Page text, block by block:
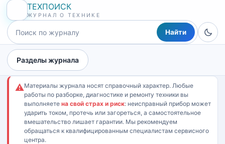
ТЕХПОИСК
ЖУРНАЛ О ТЕХНИКЕ
Найти
Разделы журнала
⚠Материалы журнала носят справочный характер. Любые
работы по разборке, диагностике и ремонту техники вы
выполняете на свой страх и риск: неисправный прибор может
ударить током, протечь или загореться, а самостоятельное
вмешательство лишает гарантии. Мы рекомендуем
обращаться к квалифицированным специалистам сервисного
центра.